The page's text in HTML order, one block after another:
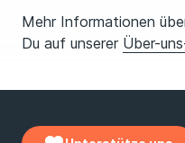
Mehr Informationen
Du auf unserer Über-